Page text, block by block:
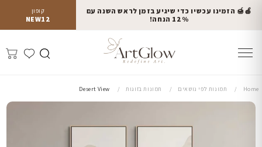
קופון
NEW12
🍎🍯 הזמינו עכשיו כדי שיגיע בזמן לראש השנה עם
12% הנחה!
Home תמונות לפי נושאים תמונות בזוגות Desert View